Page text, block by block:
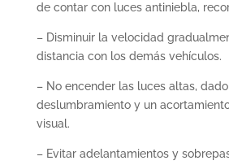
de contar con luces antiniebla,
– Disminuir la velocidad
distancia con los demás vehículos.
– No encender las luces altas,
deslumbramiento y un
visual.
– Evitar adelantamientos y